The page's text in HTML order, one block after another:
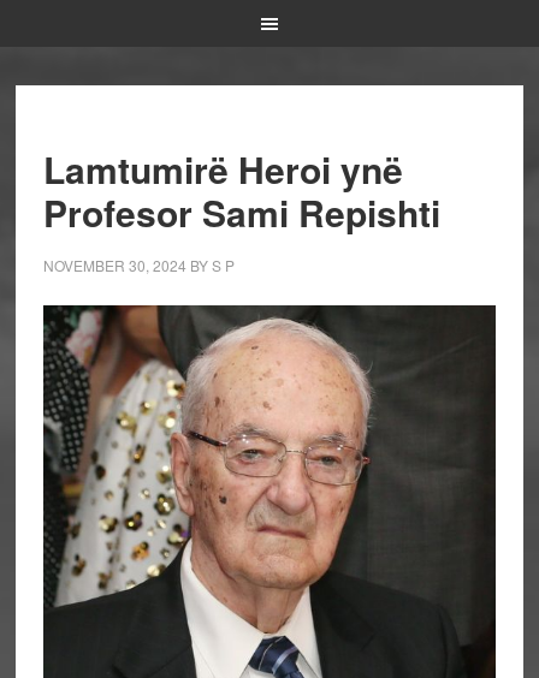
Lamtumirë Heroi ynë
Profesor Sami Repishti
NOVEMBER 30, 2024 BYS P